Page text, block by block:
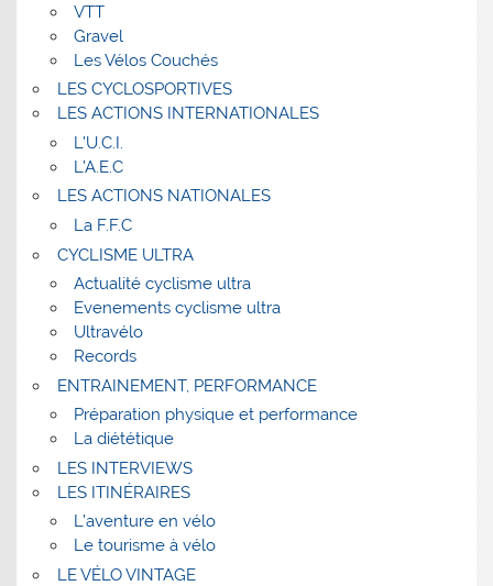
VTT
Gravel
Les Vélos Couchés
LES CYCLOSPORTIVES
LES ACTIONS INTERNATIONALES
L’U.C.I.
L’A.E.C
LES ACTIONS NATIONALES
La F.F.C
CYCLISME ULTRA
Actualité cyclisme ultra
Evenements cyclisme ultra
Ultravélo
Records
ENTRAINEMENT, PERFORMANCE
Préparation physique et performance
La diététique
LES INTERVIEWS
LES ITINÉRAIRES
L’aventure en vélo
Le tourisme à vélo
LE VÉLO VINTAGE